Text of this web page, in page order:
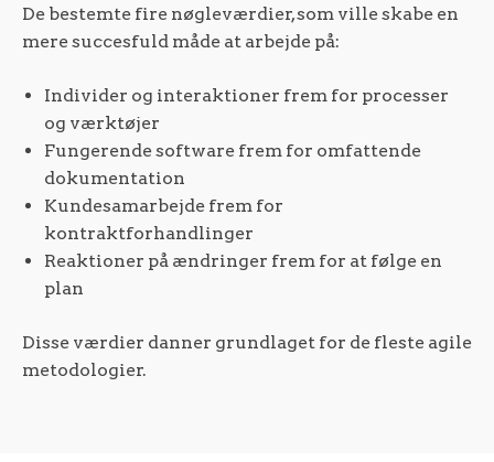
De bestemte fire nøgleværdier, som ville skabe en
mere succesfuld måde at arbejde på:
Individer og interaktioner frem for processer
og værktøjer
Fungerende software frem for omfattende
dokumentation
Kundesamarbejde frem for
kontraktforhandlinger
Reaktioner på ændringer frem for at følge en
plan
Disse værdier danner grundlaget for de fleste agile
metodologier.